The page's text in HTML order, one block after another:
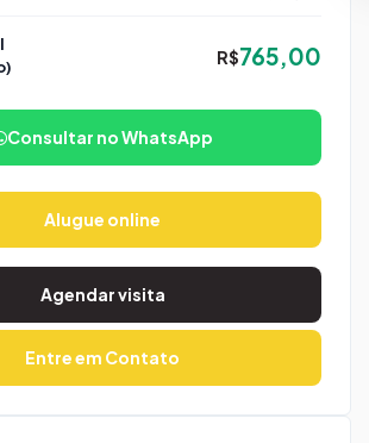
R$765,00
Consultar no WhatsApp
Alugue online
Agendar visita
Entre em Contato